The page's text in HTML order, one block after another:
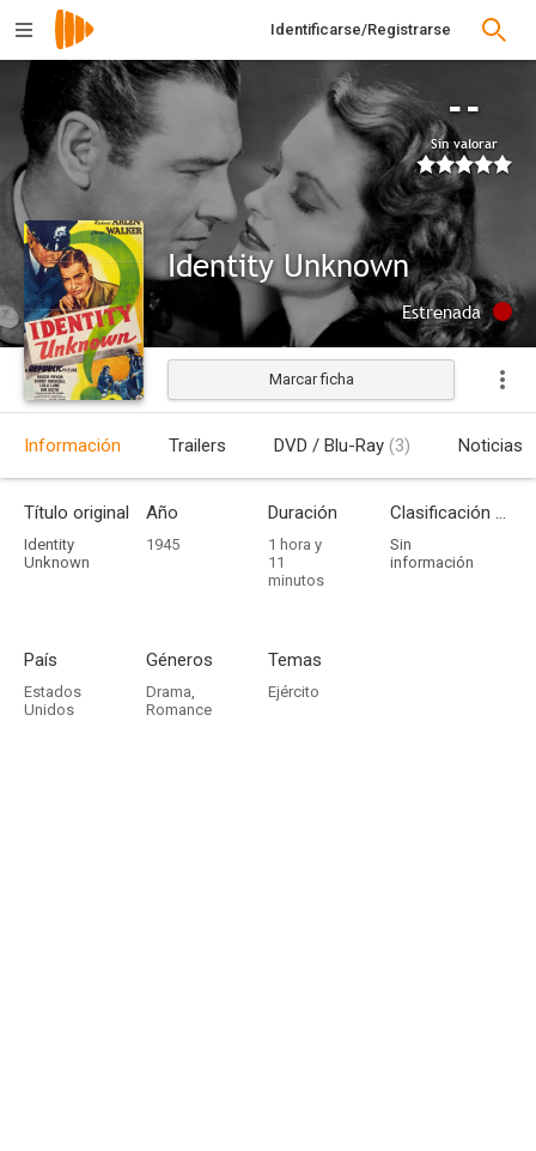
Identificarse/Registrarse
--
Sin valorar
Identity Unknown
Estrenada
Marcar ficha
Información Trailers DVD / Blu-Ray (3) Noticias
Título original
Identity
Unknown
Año
1945
Duración
1 hora y
11
minutos
Clasificación por edades
Sin
información
País
Estados
Unidos
Géneros
Drama,
Romance
Temas
Ejército